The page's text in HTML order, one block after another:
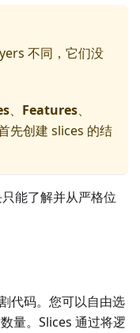
不同，它们没
、 Features、
先创建 slices 的结
能了解并从严格位
代码。您可以自由选
量。Slices 通过将逻